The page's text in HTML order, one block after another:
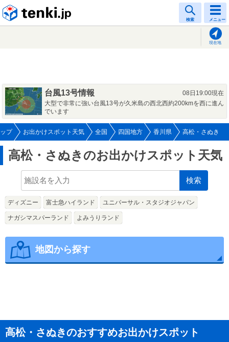
検索 メニュー
現在地
台風13号情報
08日19:00現在
大型で非常に強い台風13号が久米島の西北西約200kmを西に進ん
でいます
プ お出かけスポット天気 全国 四国地方 香川県 高松・さぬき
高松・さぬきのお出かけスポット天気
検索
ディズニー 富士急ハイランド ユニバーサル・スタジオジャパン
ナガシマスパーランド よみうりランド
地図から探す
高松・さぬきのおすすめお出かけスポット